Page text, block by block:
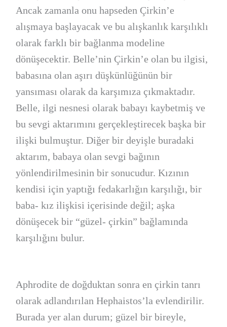
Ancak zamanla onu hapseden Çirkin’e
alışmaya başlayacak ve bu alışkanlık karşılıklı
olarak farklı bir bağlanma modeline
dönüşecektir. Belle’nin Çirkin’e olan bu ilgisi,
babasına olan aşırı düşkünlüğünün bir
yansıması olarak da karşımıza çıkmaktadır.
Belle, ilgi nesnesi olarak babayı kaybetmiş ve
bu sevgi aktarımını gerçekleştirecek başka bir
ilişki bulmuştur. Diğer bir deyişle buradaki
aktarım, babaya olan sevgi bağının
yönlendirilmesinin bir sonucudur. Kızının
kendisi için yaptığı fedakarlığın karşılığı, bir
baba- kız ilişkisi içerisinde değil; aşka
dönüşecek bir “güzel- çirkin” bağlamında
karşılığını bulur.
Aphrodite de doğduktan sonra en çirkin tanrı
olarak adlandırılan Hephaistos’la evlendirilir.
Burada yer alan durum; güzel bir bireyle,